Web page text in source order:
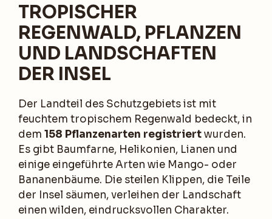
TROPISCHER
REGENWALD, PFLANZEN
UND LANDSCHAFTEN
DER INSEL
Der Landteil des Schutzgebiets ist mit
feuchtem tropischem Regenwald bedeckt, in
dem 158 Pflanzenarten registriertwurden.
Es gibt Baumfarne, Helikonien, Lianen und
einige eingeführte Arten wie Mango- oder
Bananenbäume. Die steilen Klippen, die Teile
der Insel säumen, verleihen der Landschaft
einen wilden, eindrucksvollen Charakter.